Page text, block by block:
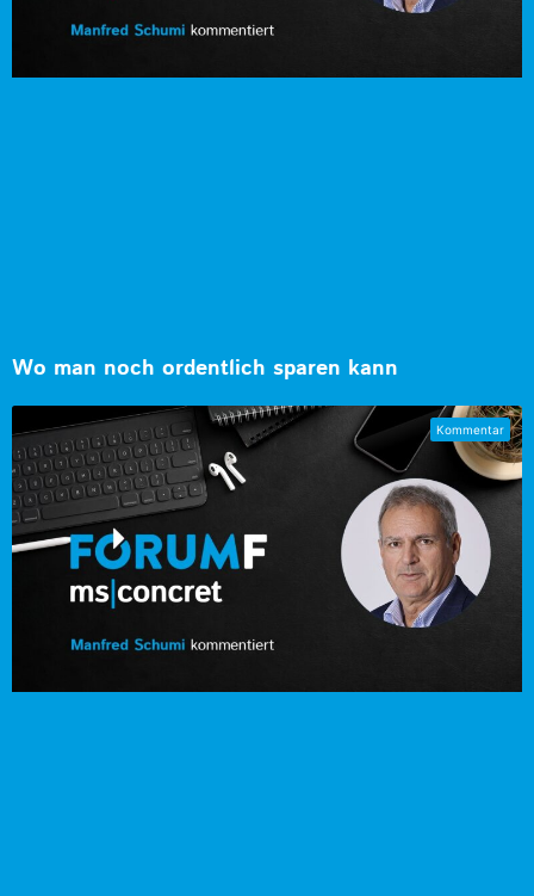
Wo man noch ordentlich sparen kann